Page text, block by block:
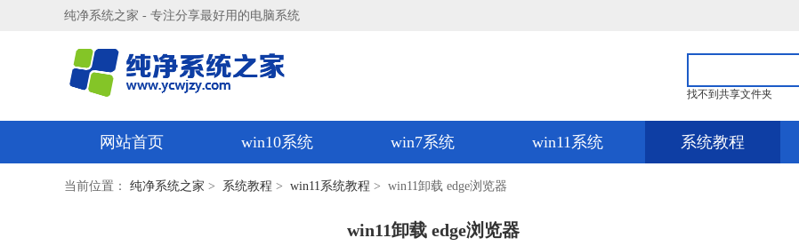
纯净系统之家 - 专注分享最好用的电脑系统
找不到共享文件夹
网站首页 win10系统 win7系统 win11系统 系统教程
当前位置： 纯净系统之家 > 系统教程 > win11系统教程 > win11卸载 edge浏览器
win11卸载 edge浏览器